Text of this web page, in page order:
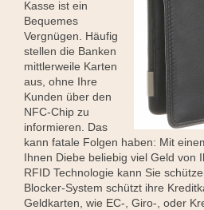
Kasse ist ein
Bequemes
Vergnügen. Häufig
stellen die Banken
mittlerweile Karten
aus, ohne Ihre
Kunden über den
NFC-Chip zu
informieren. Das
kann fatale Folgen haben: Mit
Ihnen Diebe beliebig viel Geld von
RFID Technologie kann Sie
Blocker-System schützt ihre
Geldkarten, wie EC-, Giro-, oder